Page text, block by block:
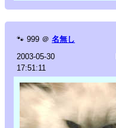
🐾 999 ＠ 名無し
2003-05-30
17:51:11